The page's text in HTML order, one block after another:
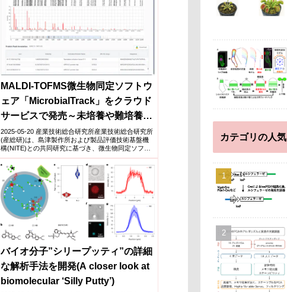
MALDI-TOFMS微生物同定ソフトウ
ェア「MicrobialTrack」をクラウド
サービスで発売～未培養や難培養も
含む微生物8万5千種を網羅する業界
最大のデータベースを活用～
2025-05-20 産業技術総合研究所産業技術総合研究所
(産総研)は、島津製作所および製品評価技術基盤機
構(NITE)との共同研究に基づき、微生物同定ソフト
ウ...
バイオ分子”シリープッティ”の詳細
な解析手法を開発(A closer look at
biomolecular ‘Silly Putty’)
カテゴリの人気